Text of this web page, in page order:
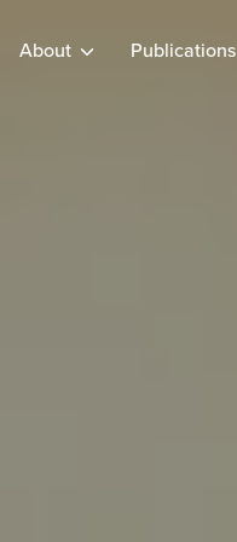
About Publications